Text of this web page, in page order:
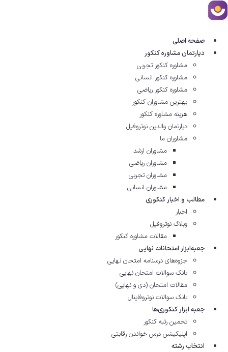
پرش
به
صفحه اصلی
دپارتمان مشاوره کنکور
مشاوره کنکور تجربی
مشاوره کنکور انسانی
مشاوره کنکور ریاضی
بهترین مشاوران کنکور
هزینه مشاوره کنکور
دپارتمان والدین نوتروفیل
مشاوران ما
مشاوران ارشد
مشاوران ریاضی
مشاوران تجربی
مشاوران انسانی
مطالب و اخبار کنکوری
اخبار
وبلاگ نوتروفیل
مقالات مشاوره‌ کنکور
جعبه‌ابزار امتحانات نهایی
جزوه‌های درسنامه امتحان نهایی
بانک سوالات امتحان نهایی
مقالات امتحان (دی و نهایی)
بانک سوالات نوتروفاینال
جعبه ابزار کنکوری‌ها
تخمین رتبه کنکور
اپلیکیشن درس خواندن رقابتی
انتخاب رشته